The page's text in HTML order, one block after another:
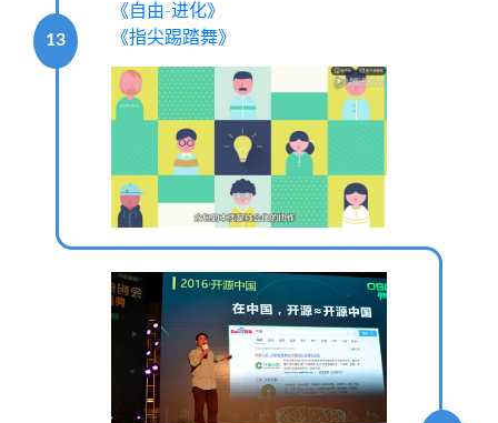
13
《自由-进化》
《指尖踢踏舞》